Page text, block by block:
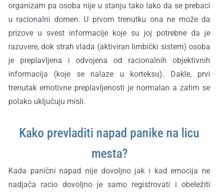
organizam pa osoba nije u stanju tako lako da se prebaci
u racionalni domen. U prvom trenutku ona ne može da
prizove u svest informacije koje su joj potrebne da je
razuvere, dok strah vlada (aktiviran limbički sistem) osoba
je preplavljena i odvojena od racionalnih objektivnih
informacija (koje se nalaze u korteksu). Dakle, prvi
trenutak emotivne preplavljenosti je normalan a zatim se
polako uključuju misli.
Kako prevladiti napad panike na licu
mesta?
Kada panični napad nije dovoljno jak i kad emocija ne
nadjača racio dovoljno je samo registrovati i obeležiti